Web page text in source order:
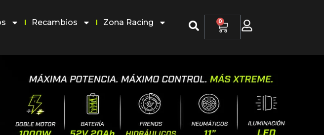
Recambios Zona Racing 0